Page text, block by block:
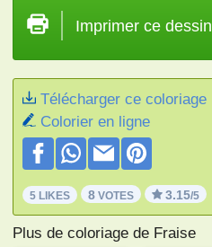
Imprimer ce dessin
Télécharger ce coloriage
Colorier en ligne
5 LIKES 8 VOTES 3.15/5
Plus de coloriage de Fraise